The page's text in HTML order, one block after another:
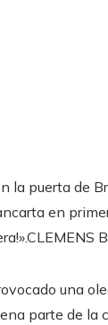
la puerta de
en
CLEMENS
una
parte de la